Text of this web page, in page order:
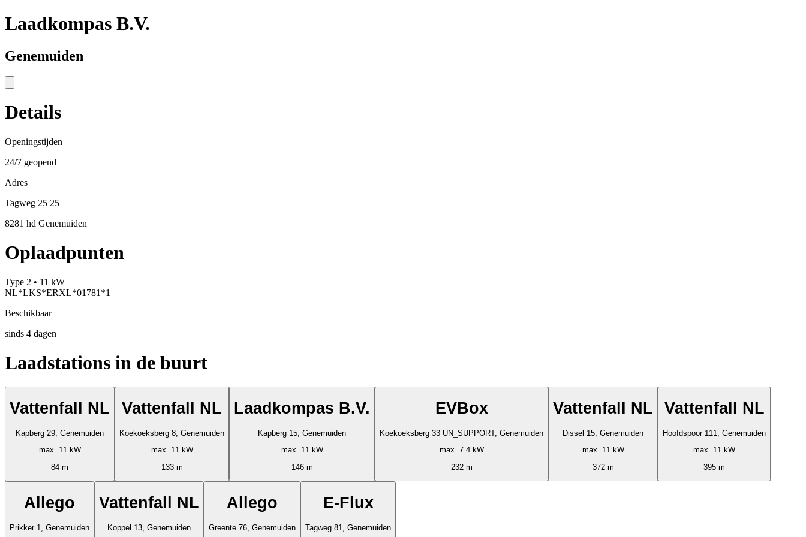
Laadkompas B.V.
Genemuiden
Details
Openingstijden
24/7 geopend
Adres
Tagweg 25 25
8281 hd Genemuiden
Oplaadpunten
Type 2 • 11 kW
NL*LKS*ERXL*01781*1
Beschikbaar
sinds 4 dagen
Laadstations in de buurt
Vattenfall NL
Kapberg 29, Genemuiden
max. 11 kW
84 m
Vattenfall NL
Koekoeksberg 8, Genemuiden
max. 11 kW
133 m
Laadkompas B.V.
Kapberg 15, Genemuiden
max. 11 kW
146 m
EVBox
Koekoeksberg 33 UN_SUPPORT, Genemuiden
max. 7.4 kW
232 m
Vattenfall NL
Dissel 15, Genemuiden
max. 11 kW
372 m
Vattenfall NL
Hoofdspoor 111, Genemuiden
max. 11 kW
395 m
Allego
Prikker 1, Genemuiden
Vattenfall NL
Koppel 13, Genemuiden
Allego
Greente 76, Genemuiden
E-Flux
Tagweg 81, Genemuiden